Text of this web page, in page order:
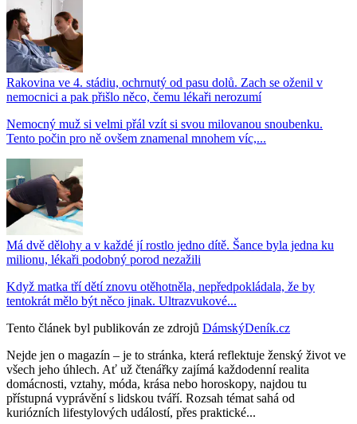
Rakovina ve 4. stádiu, ochrnutý od pasu dolů. Zach se oženil v
nemocnici a pak přišlo něco, čemu lékaři nerozumí
Nemocný muž si velmi přál vzít si svou milovanou snoubenku.
Tento počin pro ně ovšem znamenal mnohem víc,...
Má dvě dělohy a v každé jí rostlo jedno dítě. Šance byla jedna ku
milionu, lékaři podobný porod nezažili
Když matka tří dětí znovu otěhotněla, nepředpokládala, že by
tentokrát mělo být něco jinak. Ultrazvukové...
Tento článek byl publikován ze zdrojů DámskýDeník.cz
Nejde jen o magazín – je to stránka, která reflektuje ženský život ve
všech jeho úhlech. Ať už čtenářky zajímá každodenní realita
domácnosti, vztahy, móda, krása nebo horoskopy, najdou tu
přístupná vyprávění s lidskou tváří. Rozsah témat sahá od
kuriózních lifestylových událostí, přes praktické...